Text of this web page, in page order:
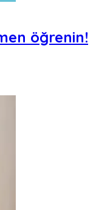
öğrenin!